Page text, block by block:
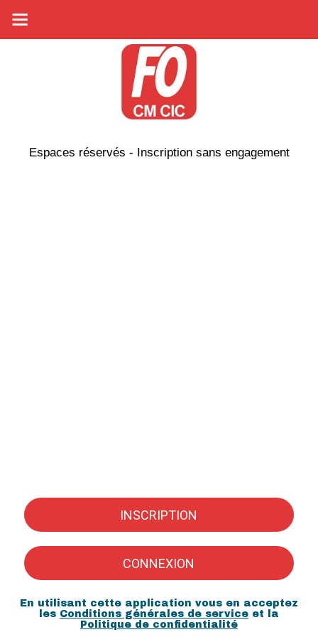
Espaces réservés - Inscription sans engagement
INSCRIPTION
CONNEXION
En utilisant cette application vous en acceptez
les Conditions générales de service et la
Politique de confidentialité